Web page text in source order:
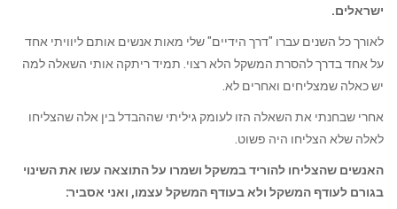
ישראלים.
לאורך כל השנים עברו "דרך הידיים" שלי מאות אנשים אותם ליוויתי אחד
על אחד בדרך להסרת המשקל הלא רצוי. תמיד ריתקה אותי השאלה למה
יש כאלה שמצליחים ואחרים לא.
אחרי שבחנתי את השאלה הזו לעומק גיליתי שההבדל בין אלה שהצליחו
לאלה שלא הצליחו היה פשוט.
האנשים שהצליחו להוריד במשקל ושמרו על התוצאה עשו את השינוי
בגורם לעודף המשקל ולא בעודף המשקל עצמו, ואני אסביר: